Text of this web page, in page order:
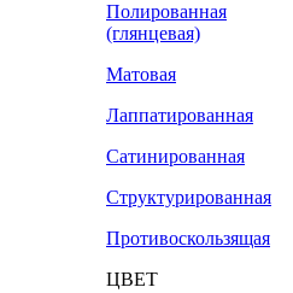
Полированная
(глянцевая)
Матовая
Лаппатированная
Сатинированная
Структурированная
Противоскользящая
ЦВЕТ